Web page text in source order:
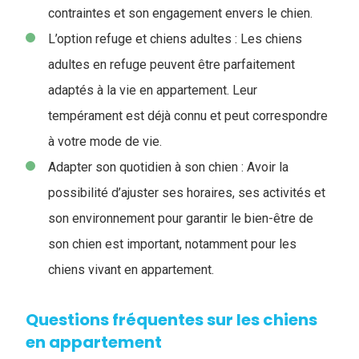
contraintes et son engagement envers le chien.
L’option refuge et chiens adultes : Les chiens
adultes en refuge peuvent être parfaitement
adaptés à la vie en appartement. Leur
tempérament est déjà connu et peut correspondre
à votre mode de vie.
Adapter son quotidien à son chien : Avoir la
possibilité d’ajuster ses horaires, ses activités et
son environnement pour garantir le bien-être de
son chien est important, notamment pour les
chiens vivant en appartement.
Questions fréquentes sur les chiens
en appartement